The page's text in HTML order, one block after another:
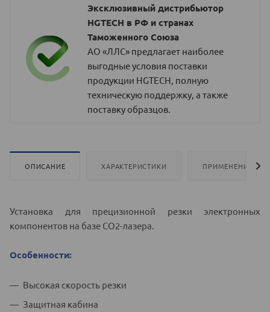
Эксклюзивный дистрибьютор
HGTECH в РФ и странах
Таможенного Союза
АО «ЛЛС» предлагает наиболее
выгодные условия поставки
продукции HGTECH, полную
техническую поддержку, а также
поставку образцов.
ОПИСАНИЕ ХАРАКТЕРИСТИКИ ПРИМЕНЕНИЕ
Установка для прецизионной резки электронных
компонентов на базе СО2-лазера.
Особенности:
Высокая скорость резки
Защитная кабина